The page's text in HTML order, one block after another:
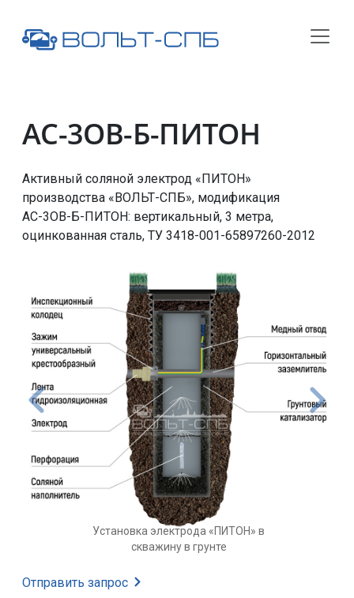
АС-3ОВ-Б-ПИТОН
Активный соляной электрод «ПИТОН»
производства «ВОЛЬТ-СПБ», модификация
АС-3ОВ-Б-ПИТОН: вертикальный, 3 метра,
оцинкованная сталь, ТУ 3418-001-65897260-2012
Установка электрода «ПИТОН» в
скважину в грунте
Отправить запрос